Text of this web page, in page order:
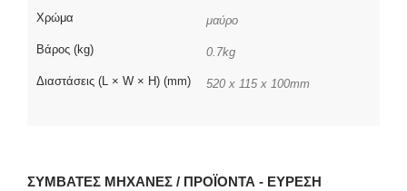
Χρώμα μαύρο
Βάρος (kg) 0.7kg
Διαστάσεις (L × W × H) (mm) 520 x 115 x 100mm
ΣΥΜΒΑΤΈΣ ΜΗΧΑΝΈΣ / ΠΡΟΪΌΝΤΑ - ΕΎΡΕΣΗ